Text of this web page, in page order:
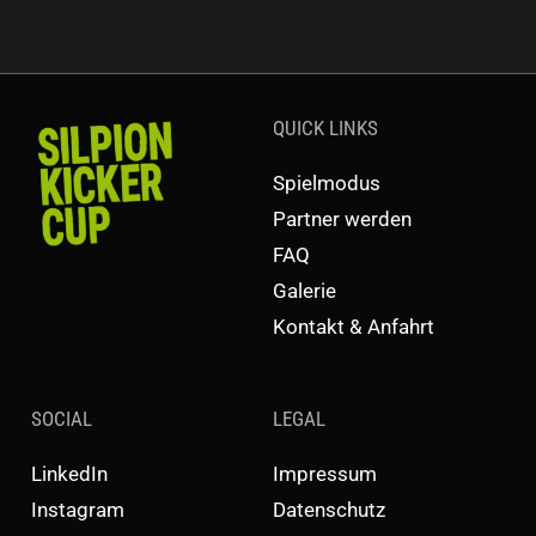
QUICK LINKS
Spielmodus
Partner werden
FAQ
Galerie
Kontakt & Anfahrt
SOCIAL
LinkedIn
Instagram
LEGAL
Impressum
Datenschutz